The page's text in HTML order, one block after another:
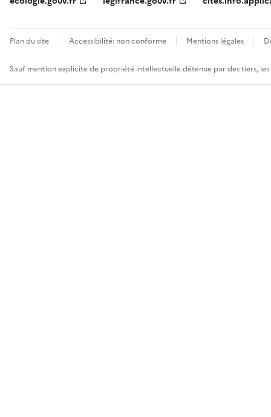
Plan du site Accessibilité: non conforme Mentions légales
Sauf mention explicite de propriété intellectuelle détenue par des tiers,